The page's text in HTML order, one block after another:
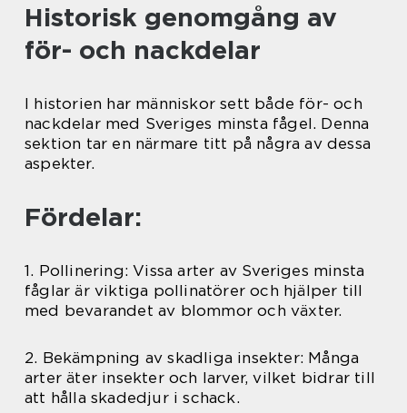
Historisk genomgång av
för- och nackdelar
I historien har människor sett både för- och
nackdelar med Sveriges minsta fågel. Denna
sektion tar en närmare titt på några av dessa
aspekter.
Fördelar:
1. Pollinering: Vissa arter av Sveriges minsta
fåglar är viktiga pollinatörer och hjälper till
med bevarandet av blommor och växter.
2. Bekämpning av skadliga insekter: Många
arter äter insekter och larver, vilket bidrar till
att hålla skadedjur i schack.